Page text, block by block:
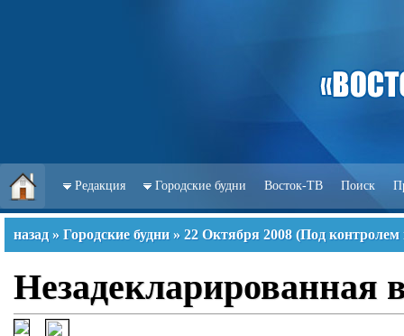
Редакция Городские будни Восток-ТВ Поиск
назад » Городские будни » 22 Октября 2008 (Под контролем
Незадекларированная